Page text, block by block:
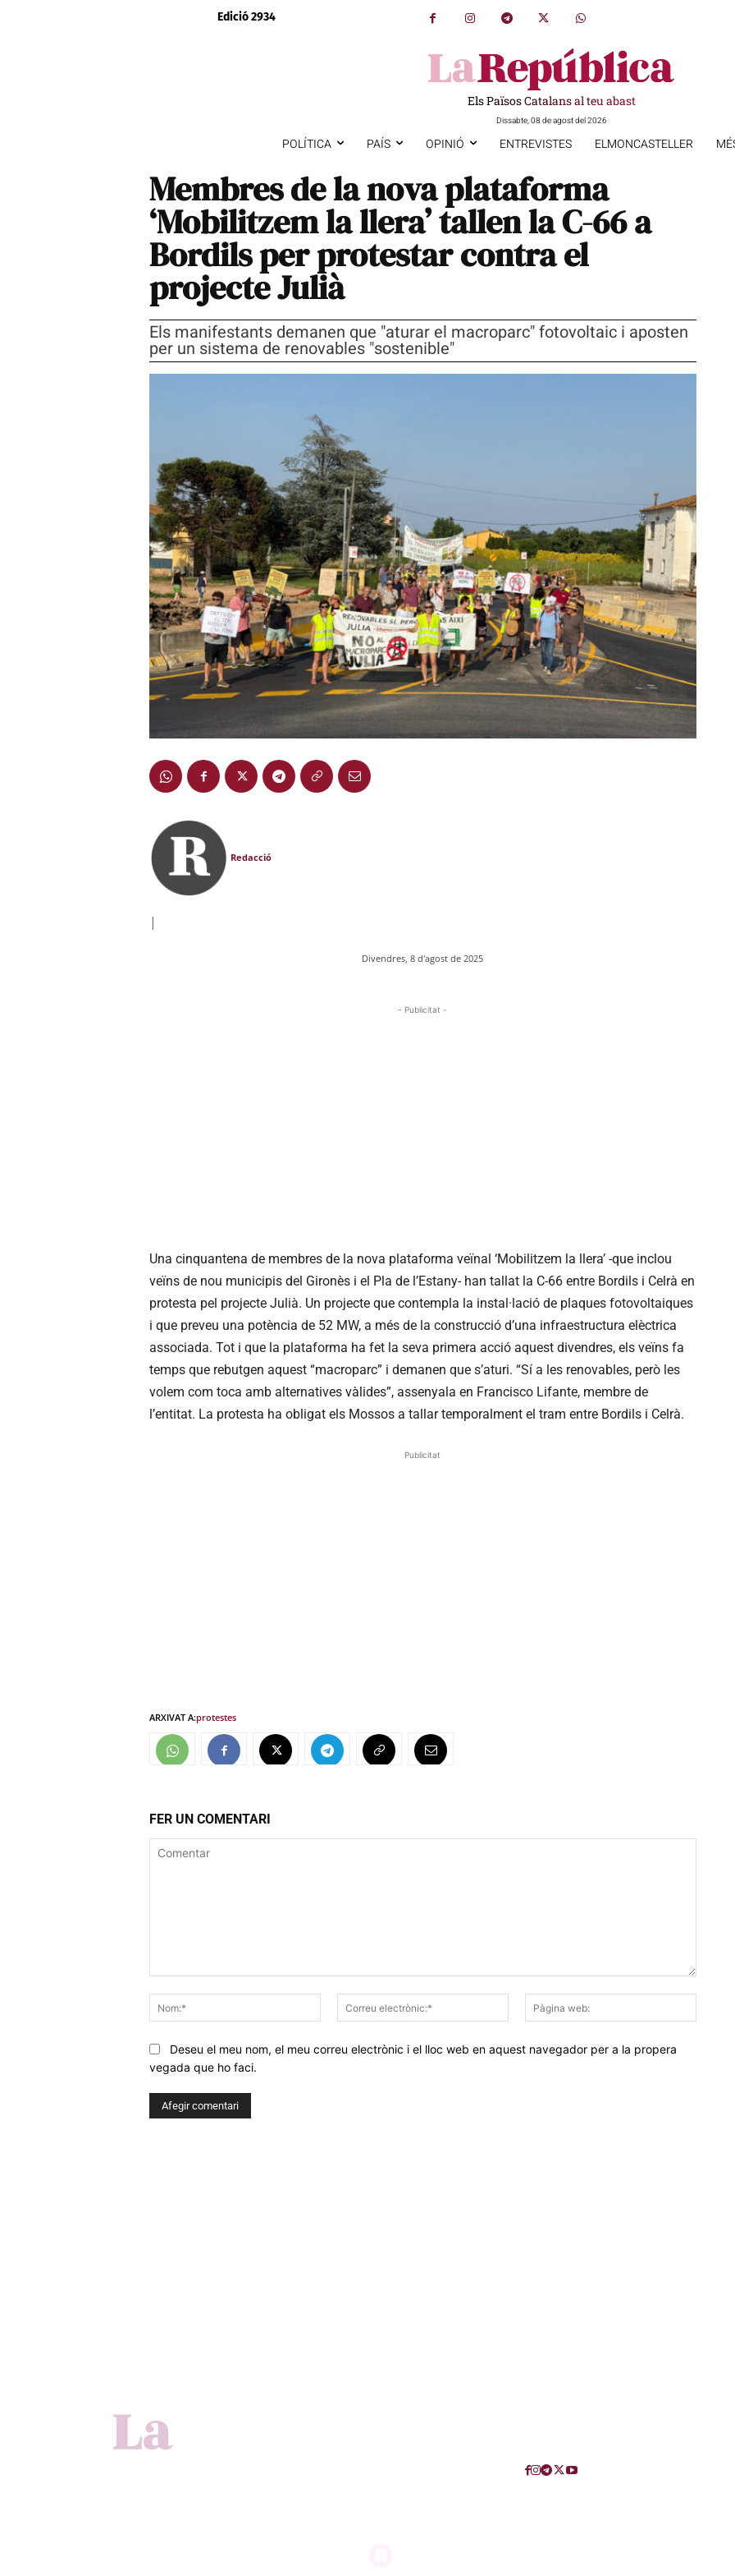
Edició 2934
Els Països Catalans al teu abast
Dissabte, 08 de agost del 2026
POLÍTICA PAÍS OPINIÓ ENTREVISTES ELMONCASTELLER
Membres de la nova plataforma
‘Mobilitzem la llera’ tallen la C-66 a
Bordils per protestar contra el
projecte Julià
Els manifestants demanen que "aturar el macroparc" fotovoltaic i aposten
per un sistema de renovables "sostenible"
Redacció
|
Divendres, 8 d'agost de 2025
- Publicitat -
Una cinquantena de membres de la nova plataforma veïnal ‘Mobilitzem la llera’ -que inclou
veïns de nou municipis del Gironès i el Pla de l’Estany- han tallat la C-66 entre Bordils i Celrà en
protesta pel projecte Julià. Un projecte que contempla la instal·lació de plaques fotovoltaiques
i que preveu una potència de 52 MW, a més de la construcció d’una infraestructura elèctrica
associada. Tot i que la plataforma ha fet la seva primera acció aquest divendres, els veïns fa
temps que rebutgen aquest “macroparc” i demanen que s’aturi. “Sí a les renovables, però les
volem com toca amb alternatives vàlides”, assenyala en Francisco Lifante, membre de
l’entitat. La protesta ha obligat els Mossos a tallar temporalment el tram entre Bordils i Celrà.
Publicitat
ARXIVAT A:protestes
FER UN COMENTARI
Nom:*
Correu
electrònic:*
web:
Deseu el meu nom, el meu correu electrònic i el lloc web en aquest navegador per a la propera
vegada que ho faci.